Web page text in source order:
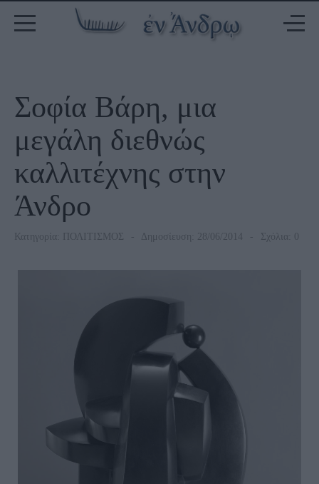
Σοφία Βάρη, μια
μεγάλη διεθνώς
καλλιτέχνης στην
Άνδρο
Κατηγορία: ΠΟΛΙΤΙΣΜΟΣ Δημοσίευση: 28/06/2014 Σχόλια: 0